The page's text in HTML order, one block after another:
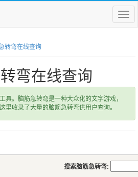
菜
单
转弯在线查询
弯在线查询
具。脑筋急转弯是一种大众化的文字游戏，
里收录了大量的脑筋急转弯供用户查询。
搜索脑筋急转弯: